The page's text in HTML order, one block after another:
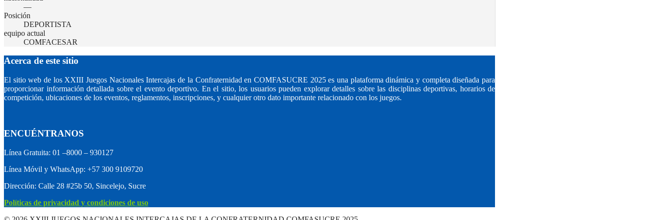
—
Posición
DEPORTISTA
equipo actual
COMFACESAR
Acerca de este sitio
El sitio web de los XXIII Juegos Nacionales Intercajas de la Confraternidad en COMFASUCRE 2025 es una plataforma dinámica y completa diseñada para
proporcionar información detallada sobre el evento deportivo. En el sitio, los usuarios pueden explorar detalles sobre las disciplinas deportivas, horarios de
competición, ubicaciones de los eventos, reglamentos, inscripciones, y cualquier otro dato importante relacionado con los juegos.
ENCUÉNTRANOS
Línea Gratuita: 01 –8000 – 930127
Línea Móvil y WhatsApp: +57 300 9109720
Dirección: Calle 28 #25b 50, Sincelejo, Sucre
Políticas de privacidad y condiciones de uso